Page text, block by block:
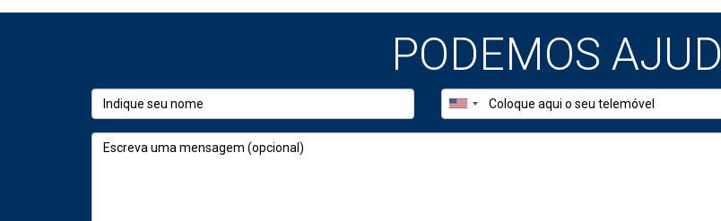
Se nenhuma pergunta foi feita sobre obras, eficiência energética, condomínio, licença de
Simuladores e Avaliações Online: Por que são Imprecisas? (Análise AVM)
As avaliações online são rápidas mas pouco precisas porque usam apenas dados públicos e
PODEMOS